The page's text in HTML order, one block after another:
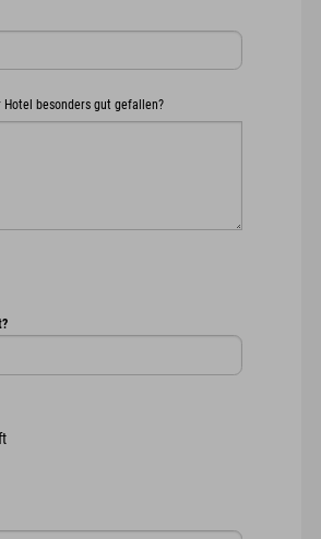
Hotel besonders gut gefallen?